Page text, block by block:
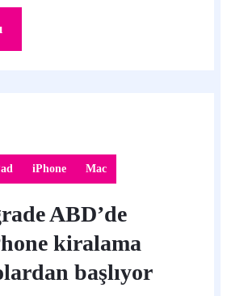
iPhone Mac
ABD’de
kiralama
başlıyor